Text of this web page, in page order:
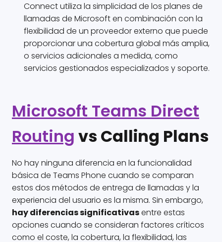
Connect utiliza la simplicidad de los planes de
llamadas de Microsoft en combinación con la
flexibilidad de un proveedor externo que puede
proporcionar una cobertura global más amplia,
o servicios adicionales a medida, como
servicios gestionados especializados y soporte.
Microsoft Teams Direct
Routing vs Calling Plans
No hay ninguna diferencia en la funcionalidad
básica de Teams Phone cuando se comparan
estos dos métodos de entrega de llamadas y la
experiencia del usuario es la misma. Sin embargo,
hay diferencias significativasentre estas
opciones cuando se consideran factores críticos
como el coste, la cobertura, la flexibilidad, las